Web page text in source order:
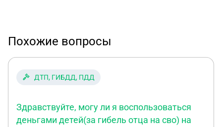
Похожие вопросы
ДТП, ГИБДД, ПДД
Здравствуйте, могу ли я воспользоваться
деньгами детей(за гибель отца на сво) на